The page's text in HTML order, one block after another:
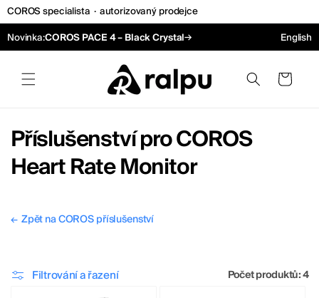
Přejít k obsahu
COROS specialista · autorizovaný prodejce
Novinka:COROS PACE 4 – Black Crystal→ English
Košík
Kolekce:
Příslušenství pro COROS
Heart Rate Monitor
← Zpět na COROS příslušenství
Filtrování a řazení Počet produktů: 4